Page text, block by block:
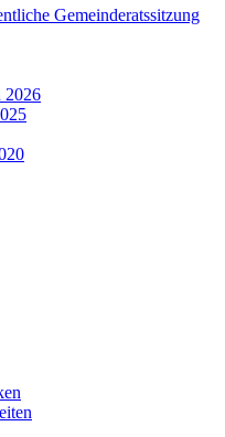
Gemeinderatssitzung
2026